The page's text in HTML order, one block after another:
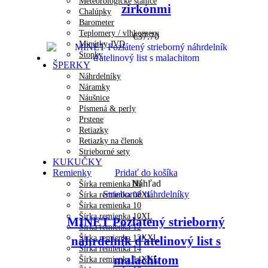
Chalúpky
Barometer
Teplomery / vlhkomery
Minútky JVD
Stopky
ŠPERKY
Náhrdelníky
Náramky
Náušnice
Písmená & perly
Prstene
Retiazky
Retiazky na členok
Strieborné sety
KUKUČKY
Remienky
Šírka remienka 08
Šírka remienka 08XL
Šírka remienka 10
Šírka remienka 10XL
Šírka remienka 12
Šírka remienka 12XXL
Šírka remienka 14
Šírka remienka 14XXL
zirkónmi
€37.70
Pridať do košíka
Náhľad
Strieborné náhrdelníky
MINET Pozlátený strieborný
náhrdelník ďatelinový list s
malachitom